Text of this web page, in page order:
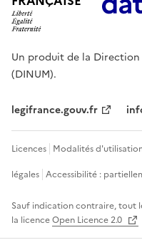
Un produit de la
(DINUM).
legifrance.gouv.fr
Licences Modalités
légales Accessibilité :
Sauf indication contraire, tout
la licenceOpen Licence 2.0